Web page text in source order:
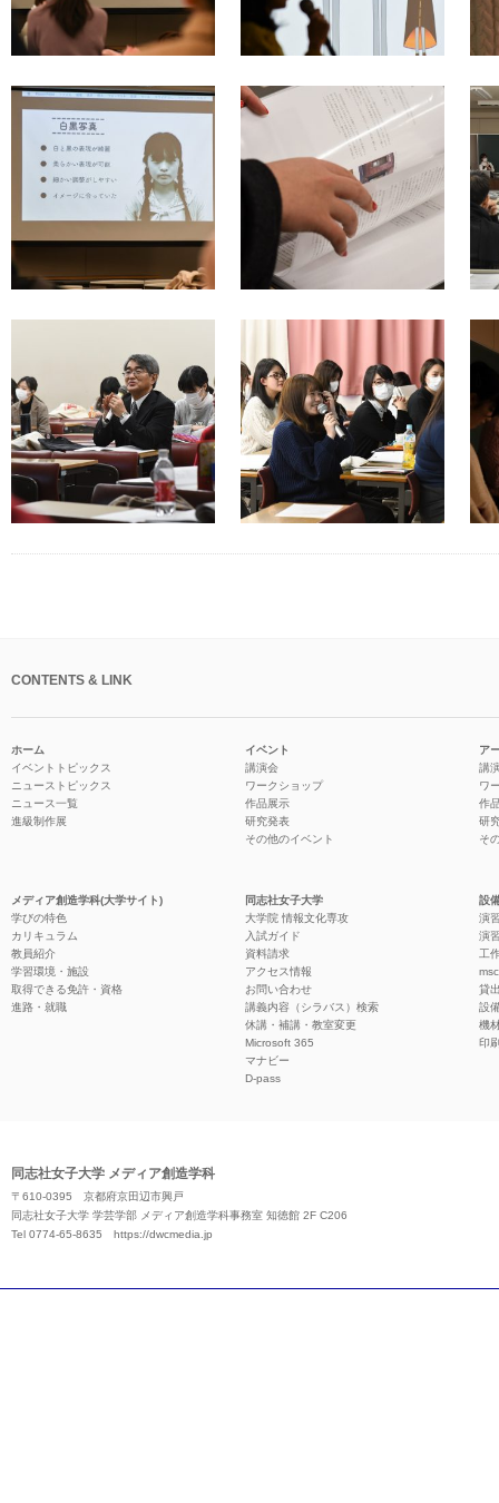
CONTENTS & LINK
ホーム
イベントトピックス
ニューストピックス
ニュース一覧
進級制作展
イベント
講演会
ワークショップ
作品展示
研究発表
その他のイベント
ア
講
ワ
作
研
そ
メディア創造学科(大学サイト)
学びの特色
カリキュラム
教員紹介
学習環境・施設
取得できる免許・資格
進路・就職
同志社女子大学
大学院 情報文化専攻
入試ガイド
資料請求
アクセス情報
お問い合わせ
講義内容（シラバス）検索
休講・補講・教室変更
Microsoft 365
マナビー
D-pass
設
演
演
工
貸
設
機
印
同志社女子大学 メディア創造学科
〒610-0395 京都府京田辺市興戸
同志社女子大学 学芸学部 メディア創造学科事務室 知徳館 2F C206
Tel 0774-65-8635 https://dwcmedia.jp